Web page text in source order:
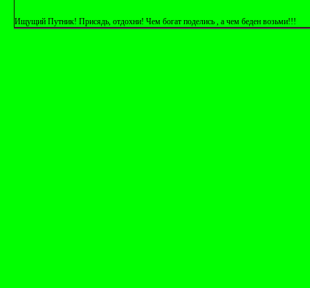
Ищущий Путник! Присядь, отдохни! Чем богат поделись , а чем беден возьми!!!